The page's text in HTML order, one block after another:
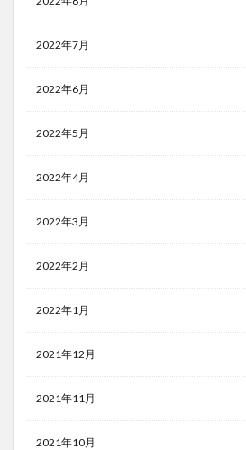
2022年7月
2022年6月
2022年5月
2022年4月
2022年3月
2022年2月
2022年1月
2021年12月
2021年11月
2021年10月